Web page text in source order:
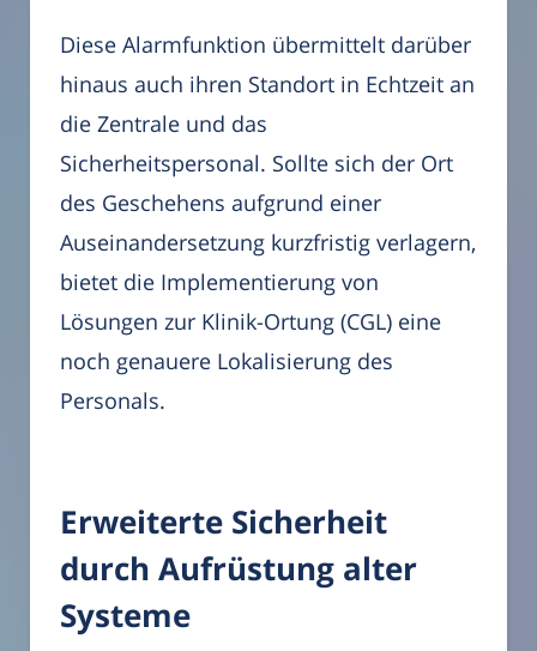
Diese Alarmfunktion übermittelt darüber
hinaus auch ihren Standort in Echtzeit an
die Zentrale und das
Sicherheitspersonal. Sollte sich der Ort
des Geschehens aufgrund einer
Auseinandersetzung kurzfristig verlagern,
bietet die Implementierung von
Lösungen zur Klinik-Ortung (CGL) eine
noch genauere Lokalisierung des
Personals.
Erweiterte Sicherheit
durch Aufrüstung alter
Systeme